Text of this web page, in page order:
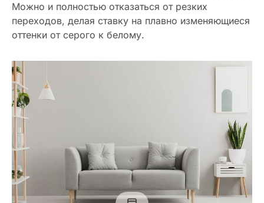
Можно и полностью отказаться от резких
переходов, делая ставку на плавно изменяющиеся
оттенки от серого к белому.